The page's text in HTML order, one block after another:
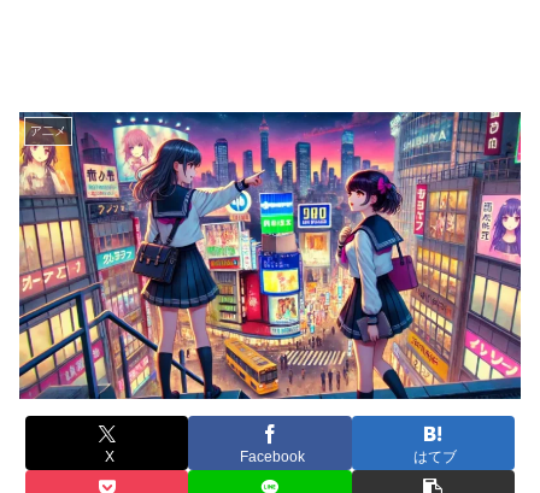
ア二メ
X Facebook はてブ